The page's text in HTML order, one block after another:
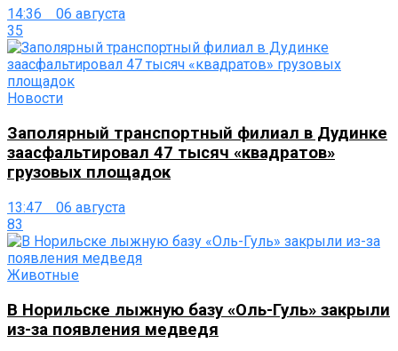
14:36 06 августа
35
Новости
Заполярный транспортный филиал в Дудинке
заасфальтировал 47 тысяч «квадратов»
грузовых площадок
13:47 06 августа
83
Животные
В Норильске лыжную базу «Оль-Гуль» закрыли
из-за появления медведя